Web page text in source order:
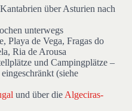
über Asturien nach
unterwegs
Playa de Vega, Fragas do
Ria de Arousa
und Campingplätze –
(siehe
und über die Algeciras-